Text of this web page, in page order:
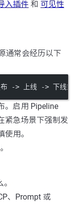
入插件 和 可见性
通常会经历以下
-> 上线 -> 下线或
。启用 Pipeline
紧急场景下强制发
用。
。
、Prompt 或